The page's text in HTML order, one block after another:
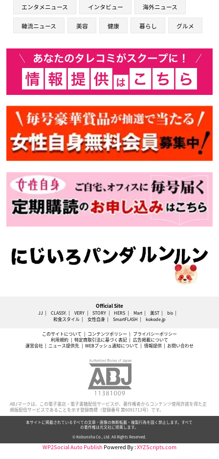
エンタメニュース インタビュー 海外ニュース
韓流ニュース 美容 健康 暮らし グルメ
Official Site
JJ CLASSY. VERY STORY HERS Mart 美ST
bis
和食スタイル
女性自身 SmartFLASH kokode.jp
このサイトについて コンテンツポリシー
プライバシーポリシー
利用規約
特定商取引法に基づく表記
広告掲載について
運営会社
ニュース提供先 WEBプッシュ通知について 情報提供 お問い合わせ
ABJマークは、この電子書店・電子書籍配信サービスが、著作権者からコンテンツ使用許諾を得た正
規版配信サービスであることを示す登録商標（登録番号 第6091713号）です。
本サイトに掲載されているすべての文章・画像の無断転載・複製行為を固く禁止します。すべて
の著作権は光文社に帰属します。
© Kobunsha Co., Ltd. All Rights Reserved.
WP2Social Auto Publish Powered By :XYZScripts.com